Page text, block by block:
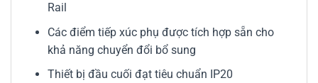
Rail
Các điểm tiếp xúc phụ được tích hợp sẵn cho
khả năng chuyển đổi bổ sung
Thiết bị đầu cuối đạt tiêu chuẩn IP20